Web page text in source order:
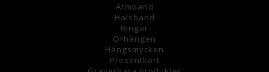
Armband
Halsband
Ringar
Örhängen
Hängsmycken
Presentkort